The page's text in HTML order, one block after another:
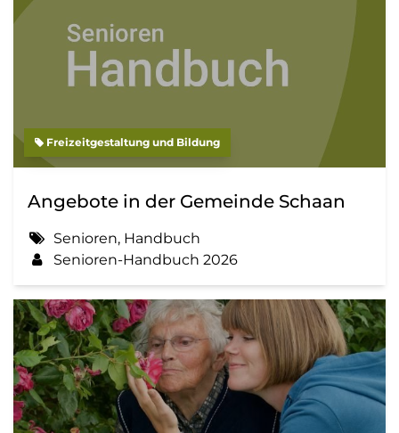
Freizeitgestaltung und Bildung
Angebote in der Gemeinde Schaan
Senioren, Handbuch
Senioren-Handbuch 2026